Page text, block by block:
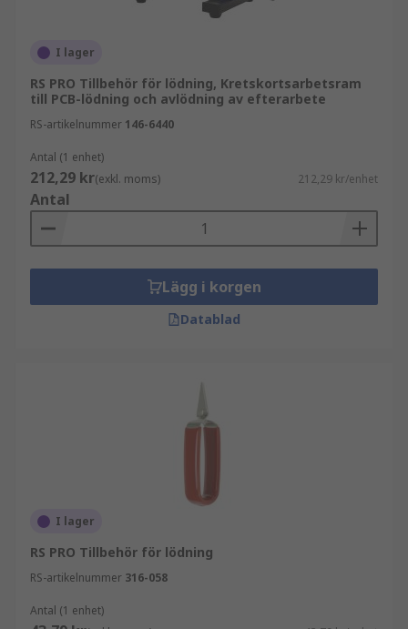
I lager
RS PRO Tillbehör för lödning, Kretskortsarbetsram
till PCB-lödning och avlödning av efterarbete
RS-artikelnummer 146-6440
Antal (1 enhet)
212,29 kr(exkl. moms) 212,29 kr/enhet
Antal
Lägg i korgen
Datablad
I lager
RS PRO Tillbehör för lödning
RS-artikelnummer 316-058
Antal (1 enhet)